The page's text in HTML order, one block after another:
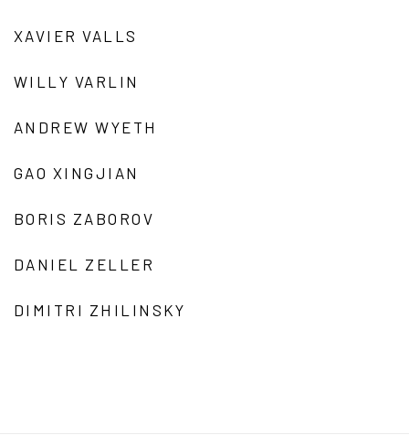
XAVIER VALLS
WILLY VARLIN
ANDREW WYETH
GAO XINGJIAN
BORIS ZABOROV
DANIEL ZELLER
DIMITRI ZHILINSKY